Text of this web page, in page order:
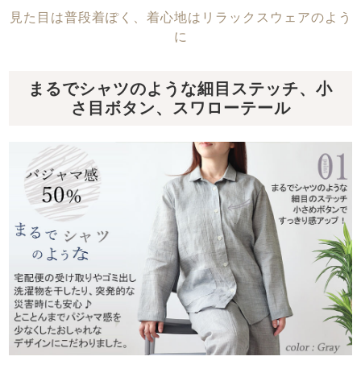
見た目は普段着ぽく、着心地はリラックスウェアのよう
に
まるでシャツのような細目ステッチ、小
さ目ボタン、スワローテール